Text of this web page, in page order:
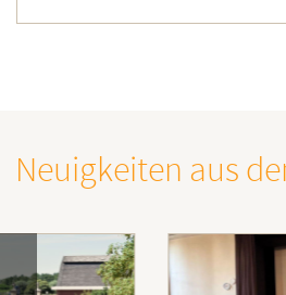
Neuigkeiten aus